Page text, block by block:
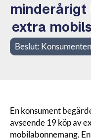
extra
Beslut:
En konsument
avseende 19 köp av
mobilabonnemang.